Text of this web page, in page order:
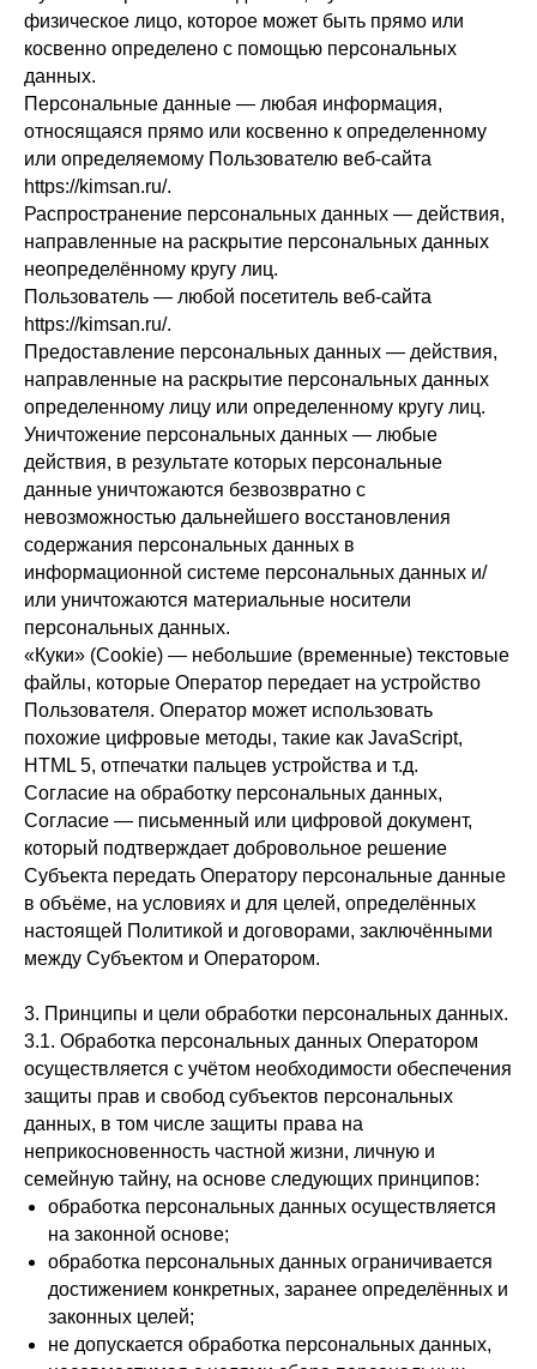
физическое лицо, которое может быть прямо или
косвенно определено с помощью персональных
данных.
Персональные данные — любая информация,
относящаяся прямо или косвенно к определенному
или определяемому Пользователю веб-сайта
https://kimsan.ru/.
Распространение персональных данных — действия,
направленные на раскрытие персональных данных
неопределённому кругу лиц.
Пользователь — любой посетитель веб-сайта
https://kimsan.ru/.
Предоставление персональных данных — действия,
направленные на раскрытие персональных данных
определенному лицу или определенному кругу лиц.
Уничтожение персональных данных — любые
действия, в результате которых персональные
данные уничтожаются безвозвратно с
невозможностью дальнейшего восстановления
содержания персональных данных в
информационной системе персональных данных и/
или уничтожаются материальные носители
персональных данных.
«Куки» (Cookie) — небольшие (временные) текстовые
файлы, которые Оператор передает на устройство
Пользователя. Оператор может использовать
похожие цифровые методы, такие как JavaScript,
HTML 5, отпечатки пальцев устройства и т.д.
Согласие на обработку персональных данных,
Согласие — письменный или цифровой документ,
который подтверждает добровольное решение
Субъекта передать Оператору персональные данные
в объёме, на условиях и для целей, определённых
настоящей Политикой и договорами, заключёнными
между Субъектом и Оператором.
3. Принципы и цели обработки персональных данных.
3.1. Обработка персональных данных Оператором
осуществляется с учётом необходимости обеспечения
защиты прав и свобод субъектов персональных
данных, в том числе защиты права на
неприкосновенность частной жизни, личную и
семейную тайну, на основе следующих принципов:
обработка персональных данных осуществляется
на законной основе;
обработка персональных данных ограничивается
достижением конкретных, заранее определённых и
законных целей;
не допускается обработка персональных данных,